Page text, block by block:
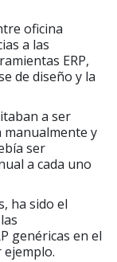
oficina
a las
ERP,
de diseño y la
a ser
y
ser
a cada uno
ha sido el
genéricas en el